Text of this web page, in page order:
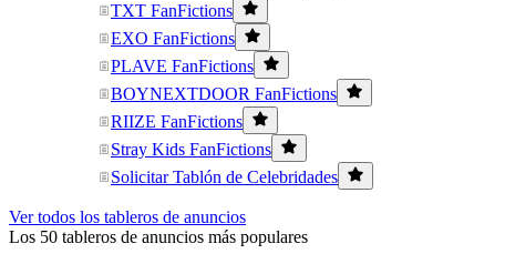
TXT FanFictions
EXO FanFictions
PLAVE FanFictions
BOYNEXTDOOR FanFictions
RIIZE FanFictions
Stray Kids FanFictions
Solicitar Tablón de Celebridades
Ver todos los tableros de anuncios
Los 50 tableros de anuncios más populares